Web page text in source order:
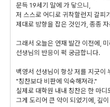
문득 19세기 말에 가 닿으니,
저 스스로 어디로 귀착할런지 갈피
제대로 방향을 잡은 것인가, 종종
그래서 오늘은 연재 발간 이전에,
선생님의 반응이 퍽 궁금합니다.
백영서 선생님이 항상 저를 지긋이
"칭찬보다 비판에 익숙해져라."
실제로 대학원 내내 칭찬은 한 마
그게 도리어 큰 약이 되었기에, 깊